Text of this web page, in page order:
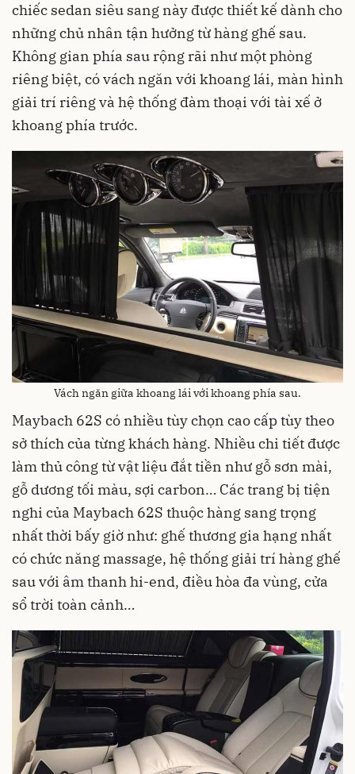
chiếc sedan siêu sang này được thiết kế dành cho
những chủ nhân tận hưởng từ hàng ghế sau.
Không gian phía sau rộng rãi như một phòng
riêng biệt, có vách ngăn với khoang lái, màn hình
giải trí riêng và hệ thống đàm thoại với tài xế ở
khoang phía trước.
Vách ngăn giữa khoang lái với khoang phía sau.
Maybach 62S có nhiều tùy chọn cao cấp tùy theo
sở thích của từng khách hàng. Nhiều chi tiết được
làm thủ công từ vật liệu đắt tiền như gỗ sơn mài,
gỗ dương tối màu, sợi carbon… Các trang bị tiện
nghi của Maybach 62S thuộc hàng sang trọng
nhất thời bấy giờ như: ghế thương gia hạng nhất
có chức năng massage, hệ thống giải trí hàng ghế
sau với âm thanh hi-end, điều hòa đa vùng, cửa
sổ trời toàn cảnh…